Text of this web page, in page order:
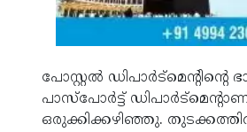
പോസ്റ്റല്‍
പാസ്‌പോര്‍ട്ട്
ഒരുക്കിക്കഴിഞ്ഞു.